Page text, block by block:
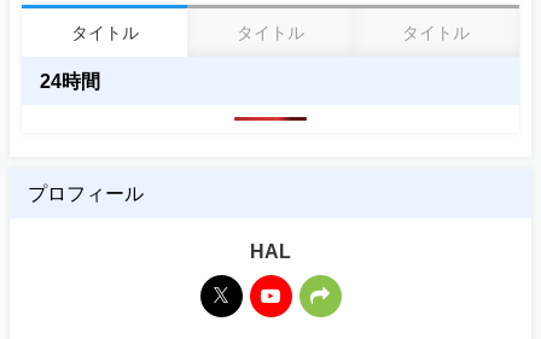
タイトル タイトル タイトル
24時間
プロフィール
HAL